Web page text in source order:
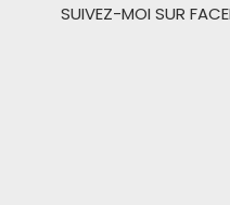
SUIVEZ-MOI SUR